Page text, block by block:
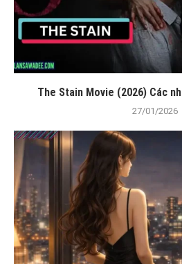
The Stain Movie (2026) Các
27/01/2026